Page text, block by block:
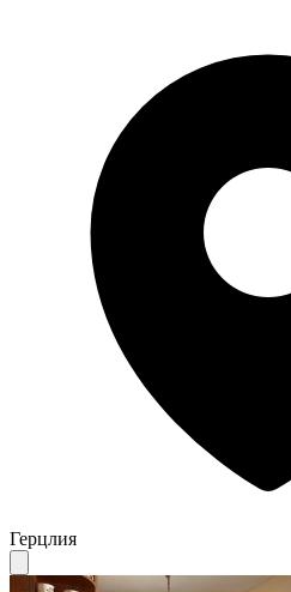
Герцлия